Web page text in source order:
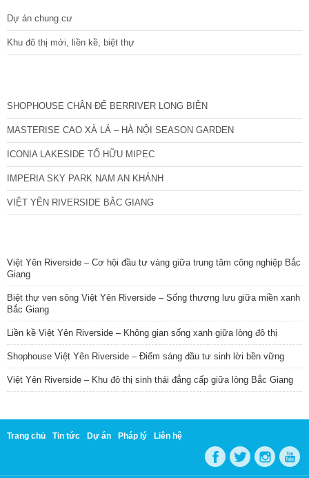
Dự án chung cư
Khu đô thị mới, liền kề, biệt thự
SHOPHOUSE CHÂN ĐẾ BERRIVER LONG BIÊN
MASTERISE CAO XÀ LÁ – HÀ NỘI SEASON GARDEN
ICONIA LAKESIDE TỐ HỮU MIPEC
IMPERIA SKY PARK NAM AN KHÁNH
VIỆT YÊN RIVERSIDE BẮC GIANG
Việt Yên Riverside – Cơ hội đầu tư vàng giữa trung tâm công nghiệp Bắc
Giang
Biệt thự ven sông Việt Yên Riverside – Sống thượng lưu giữa miền xanh
Bắc Giang
Liền kề Việt Yên Riverside – Không gian sống xanh giữa lòng đô thị
Shophouse Việt Yên Riverside – Điểm sáng đầu tư sinh lời bền vững
Việt Yên Riverside – Khu đô thị sinh thái đẳng cấp giữa lòng Bắc Giang
Trang chủ Tin tức Dự án Pháp lý Liên hệ